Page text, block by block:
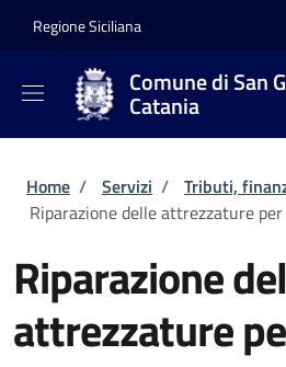
Regione Siciliana
Comune di San
Catania
Briciole di pane
Home / Servizi / Tributi,
Riparazione delle attrezzature
Riparazione
attrezzature